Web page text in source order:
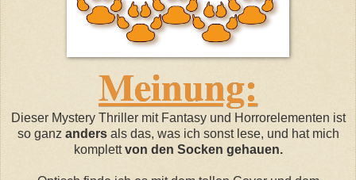
Meinung:
Dieser Mystery Thriller mit Fantasy und Horrorelementen ist
so ganz anders als das, was ich sonst lese, und hat mich
komplettvon den Socken gehauen.